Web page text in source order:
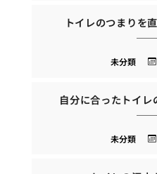
トイレのつまりを
未分類
自分に合ったトイ
未分類